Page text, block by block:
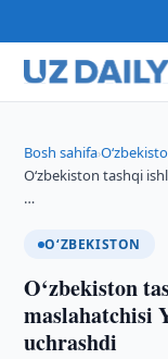
Bosh sahifa›
O‘zbekiston tashqi
…
O‘ZBEKISTON
O‘zbekiston
maslahatchisi
uchrashdi